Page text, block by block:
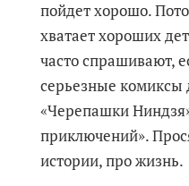
пойдет хорошо.
хватает хороших
часто спрашивают,
серьезные комиксы
«Черепашки
приключений».
истории, про жизнь.